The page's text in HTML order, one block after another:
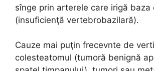
sînge prin arterele care irigă baza
(insuficienţă vertebrobazilară).
Cauze mai puţin frecevnte de
colesteatomul (tumoră benignă